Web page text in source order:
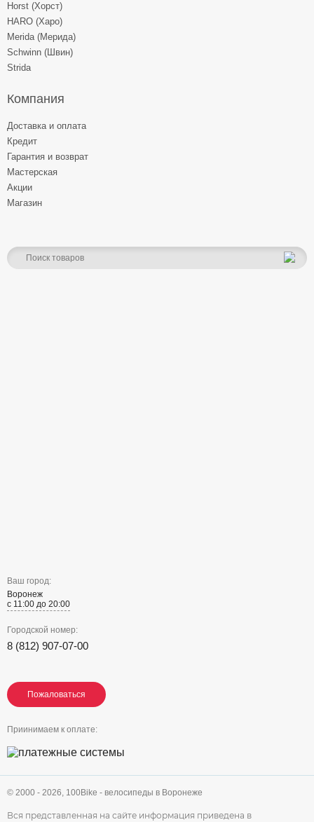
Horst (Хорст)
HARO (Харо)
Merida (Мерида)
Schwinn (Швин)
Strida
Компания
Доставка и оплата
Кредит
Гарантия и возврат
Мастерская
Акции
Магазин
Ваш город:
Воронеж
с 11:00 до 20:00
Городской номер:
8 (812) 907-07-00
Пожаловаться
Пожаловаться
Пожаловаться
Приинимаем к оплате:
© 2000 - 2026, 100Bike - велосипеды в Воронеже
Вся представленная на сайте информация приведена в